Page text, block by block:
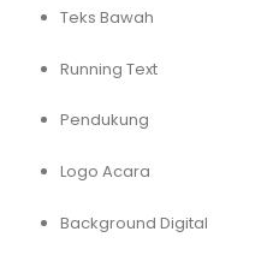
Teks Bawah
Running Text
Pendukung
Logo Acara
Background Digital